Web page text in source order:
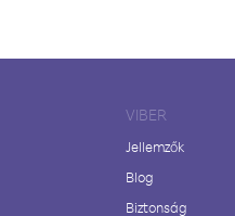
VIBER
Jellemzők
Blog
Biztonság